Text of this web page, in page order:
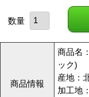
商品情報
商品名
ック)
産地：
加工地